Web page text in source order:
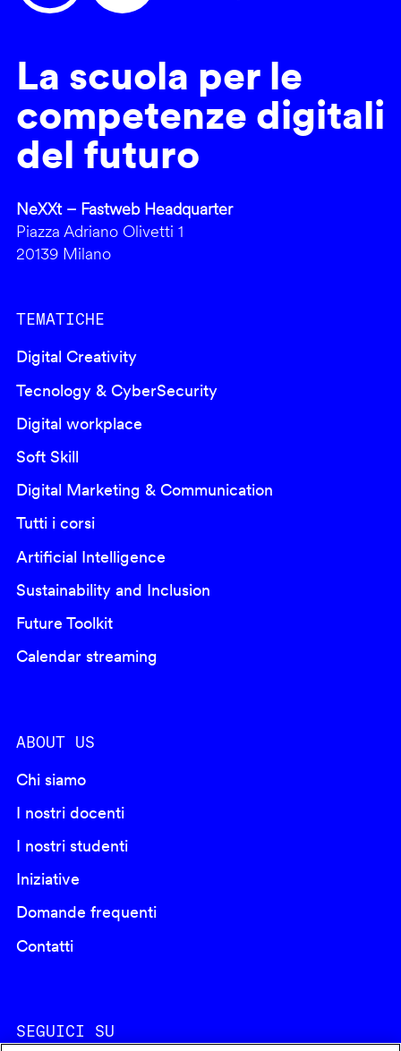
La scuola per le
competenze digitali
del futuro
NeXXt – Fastweb Headquarter
Piazza Adriano Olivetti 1
20139 Milano
TEMATICHE
Digital Creativity
Tecnology & CyberSecurity
Digital workplace
Soft Skill
Digital Marketing & Communication
Tutti i corsi
Artificial Intelligence
Sustainability and Inclusion
Future Toolkit
Calendar streaming
ABOUT US
Chi siamo
I nostri docenti
I nostri studenti
Iniziative
Domande frequenti
Contatti
SEGUICI SU